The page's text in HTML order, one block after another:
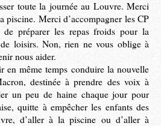
toute la journée au Louvre. Merci
piscine. Merci d’accompagner les CP
préparer les repas froids pour la
loisirs. Non, rien ne vous oblige à
nous aider.
même temps conduire la nouvelle
destinée à prendre des voix à
un peu de haine chaque jour pour
quitte à empêcher les enfants des
d’aller à la piscine ou d’aller à